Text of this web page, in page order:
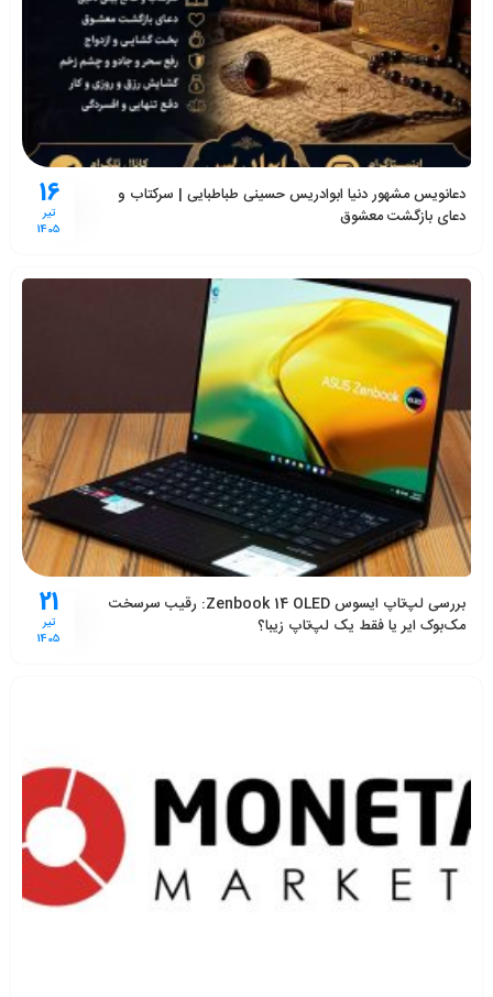
16
تیر
1405
دعانویس مشهور دنیا ابوادریس حسینی طباطبایی | سرکتاب و
دعای بازگشت معشوق
21
تیر
1405
بررسی لپ‌تاپ ایسوس Zenbook 14 OLED: رقیب سرسخت
مک‌بوک ایر یا فقط یک لپ‌تاپ زیبا؟